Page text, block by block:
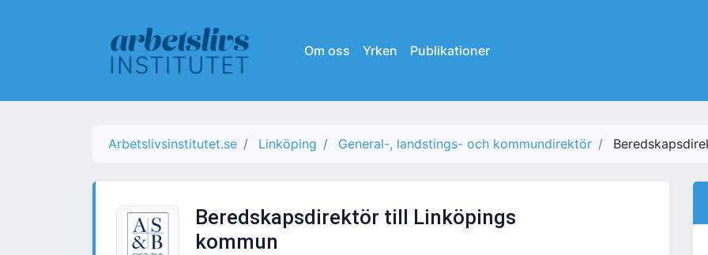
Om oss Yrken Publikationer
Arbetslivsinstitutet.se Linköping General-, landstings- och kommundirektör
Beredskapsdirektör till Linköpings
kommun